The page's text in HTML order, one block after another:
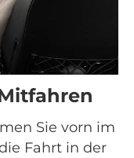
Sie vorn im
Fahrt in der